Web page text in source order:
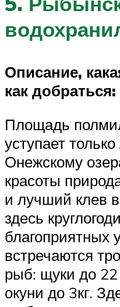
Описание,
как добраться:
Площадь
уступает
Онежскому
красоты
и лучший клев
здесь
благоприятных
встречаются
рыб: щуки до 22
окуни до 3кг.